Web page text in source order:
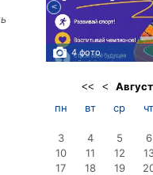
4 фото
<< < Август
пн вт ср чт
3
4 5 6
10
11 12
17
18 19